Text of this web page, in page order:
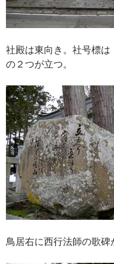
社殿は東向き。社号標は
の２つが立つ。
鳥居右に西行法師の歌碑